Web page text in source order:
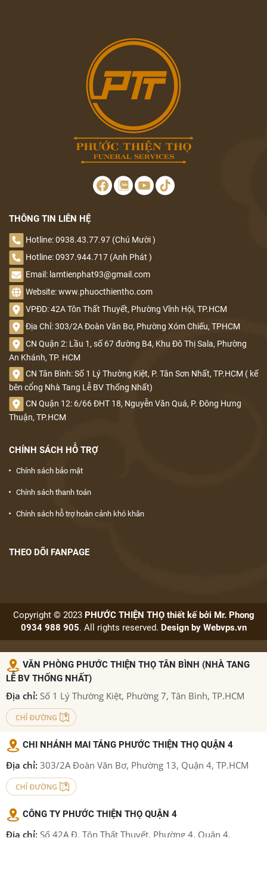
THÔNG TIN LIÊN HỆ
Hotline: 0938.43.77.97 (Chú Mười )
Hotline: 0937.944.717 (Anh Phát )
Email: lamtienphat93@gmail.com
Website: www.phuocthientho.com
VPĐD: 42A Tôn Thất Thuyết, Phường Vĩnh Hội, TP.HCM
Địa Chỉ: 303/2A Đoàn Văn Bơ, Phường Xóm Chiếu, TPHCM
CN Quận 2: Lầu 1, số 67 đường B4, Khu Đô Thị Sala, Phường
An Khánh, TP. HCM
CN Tân Bình: Số 1 Lý Thường Kiệt, P. Tân Sơn Nhất, TP.HCM ( kế
bên cổng Nhà Tang Lễ BV Thống Nhất)
CN Quận 12: 6/66 ĐHT 18, Nguyễn Văn Quá, P. Đông Hưng
Thuận, TP.HCM
CHÍNH SÁCH HỖ TRỢ
Chính sách bảo mật
Chính sách thanh toán
Chính sách hỗ trợ hoàn cảnh khó khăn
THEO DÕI FANPAGE
Copyright © 2023 PHƯỚC THIỆN THỌ thiết kế bởi Mr. Phong
0934 988 905. All rights reserved. Design by Webvps.vn
VĂN PHÒNG PHƯỚC THIỆN THỌ TÂN BÌNH (NHÀ TANG
LỄ BV THỐNG NHẤT)
Địa chỉ: Số 1 Lý Thường Kiệt, Phường 7, Tân Bình, TP.HCM
CHI NHÁNH MAI TÁNG PHƯỚC THIỆN THỌ QUẬN 4
Địa chỉ: 303/2A Đoàn Văn Bơ, Phường 13, Quận 4, TP.HCM
CÔNG TY PHƯỚC THIỆN THỌ QUẬN 4
Địa chỉ: Số 42A Đ. Tôn Thất Thuyết, Phường 4, Quận 4,